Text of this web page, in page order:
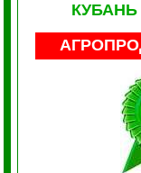
КУБАНЬ